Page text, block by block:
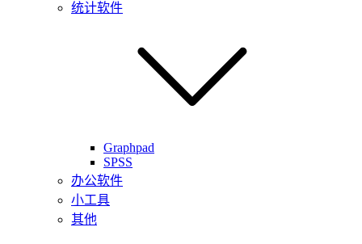
统计软件
Graphpad
SPSS
办公软件
小工具
其他